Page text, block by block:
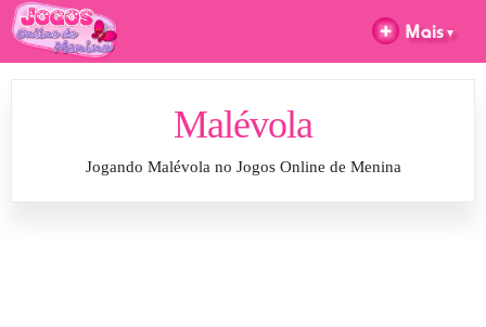
Malévola
Jogando Malévola no Jogos Online de Menina